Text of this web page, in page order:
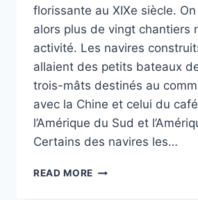
florissante au XIXe siècle.
alors plus de vingt chantiers
activité. Les navires
allaient des petits bateaux
trois-mâts destinés au
avec la Chine et celui du
l’Amérique du Sud et
Certains des navires les…
READ MORE HISTOIRE